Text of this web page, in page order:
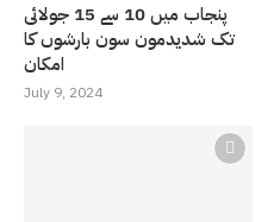
پنجاب میں 10 سے 15 جولائی
تک شدیدمون سون بارشوں کا
امکان
July 9, 2024